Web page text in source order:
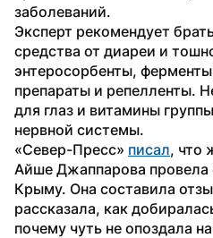
заболеваний.
Эксперт рекомендует
средства от диареи и
энтеросорбенты,
препараты и репелленты.
для глаз и витамины
нервной системы.
«Север-Пресс» писал, что
Айше Джаппарова провела
Крыму. Она составила
рассказала, как
почему чуть не опоздала